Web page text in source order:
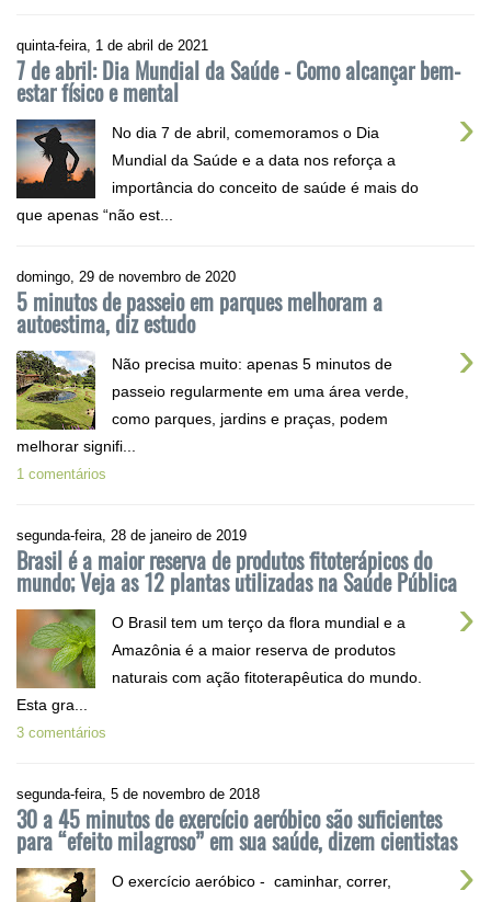
quinta-feira, 1 de abril de 2021
7 de abril: Dia Mundial da Saúde - Como alcançar bem-
estar físico e mental
›
No dia 7 de abril, comemoramos o Dia
Mundial da Saúde e a data nos reforça a
importância do conceito de saúde é mais do
que apenas “não est...
domingo, 29 de novembro de 2020
5 minutos de passeio em parques melhoram a
autoestima, diz estudo
›
Não precisa muito: apenas 5 minutos de
passeio regularmente em uma área verde,
como parques, jardins e praças, podem
melhorar signifi...
1 comentários
segunda-feira, 28 de janeiro de 2019
Brasil é a maior reserva de produtos fitoterápicos do
mundo; Veja as 12 plantas utilizadas na Saúde Pública
›
O Brasil tem um terço da flora mundial e a
Amazônia é a maior reserva de produtos
naturais com ação fitoterapêutica do mundo.
Esta gra...
3 comentários
segunda-feira, 5 de novembro de 2018
30 a 45 minutos de exercício aeróbico são suficientes
para “efeito milagroso” em sua saúde, dizem cientistas
›
O exercício aeróbico - caminhar, correr,